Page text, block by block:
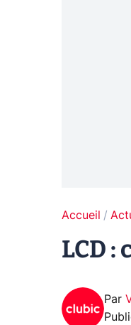
Accueil
LCD :
Par